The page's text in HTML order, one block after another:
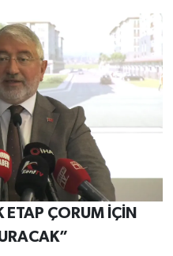
ÇORUM İÇİN